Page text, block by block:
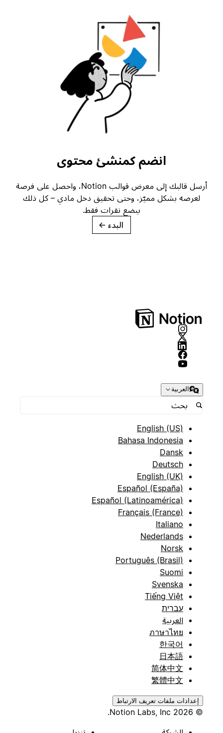
انضم كمنشئ محتوى
أرسل قالبك إلى معرض قوالب Notion، واحصل على فرصة
لعرضه بشكل مميّز، وحتى تحقيق دخل مادي – كل ذلك
ببضع نقرات فقط.
→
العربية
English (US)
Bahasa Indonesia
Dansk
Deutsch
English (UK)
Español (España)
Español (Latinoamérica)
Français (France)
Italiano
Nederlands
Norsk
Português (Brasil)
Suomi
Svenska
Tiếng Việt
עברית
العربية
ภาษาไทย
한국어
日本語
简体中文
繁體中文
إعدادات ملفات تعريف الارتباط